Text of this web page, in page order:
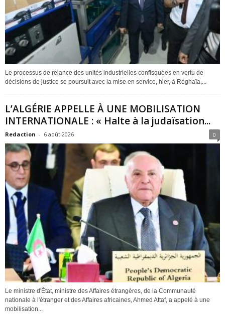
Le processus de relance des unités industrielles confisquées en vertu de
décisions de justice se poursuit avec la mise en service, hier, à Réghaïa,...
L’ALGÉRIE APPELLE À UNE MOBILISATION
INTERNATIONALE : « Halte à la judaïsation...
Redaction - 6 août 2026 0
Le ministre d'État, ministre des Affaires étrangères, de la Communauté
nationale à l'étranger et des Affaires africaines, Ahmed Attaf, a appelé à une
mobilisation...